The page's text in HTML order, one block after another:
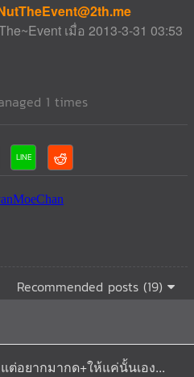
เมื่อ 2013-3-31 03:53
1 times
Recommended posts (19)
อยากมากด+ให้แค่นั้นเอง...